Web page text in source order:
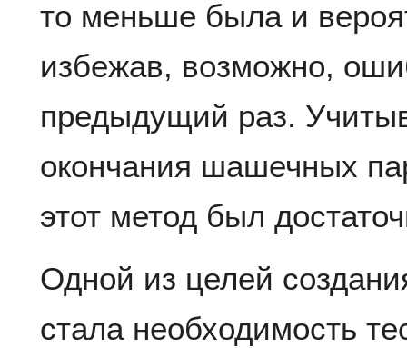
то меньше была и
избежав, возможно,
предыдущий раз.
окончания шашечных
этот метод был
Одной из целей
стала необходимость